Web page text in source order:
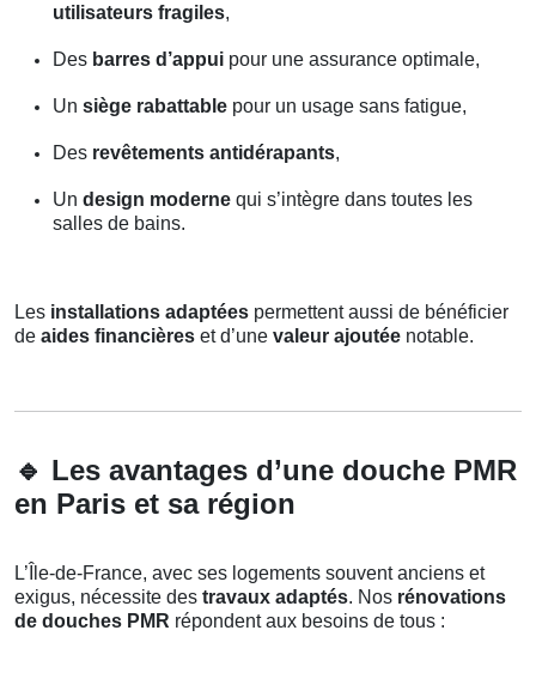
utilisateurs fragiles,
Des barres d’appui pour une assurance optimale,
Un siège rabattable pour un usage sans fatigue,
Des revêtements antidérapants,
Un design moderne qui s’intègre dans toutes les
salles de bains.
Les installations adaptées permettent aussi de bénéficier
de aides financières et d’une valeur ajoutée notable.
🔹 Les avantages d’une douche PMR
en Paris et sa région
L’Île-de-France, avec ses logements souvent anciens et
exigus, nécessite des travaux adaptés. Nos rénovations
de douches PMR répondent aux besoins de tous :